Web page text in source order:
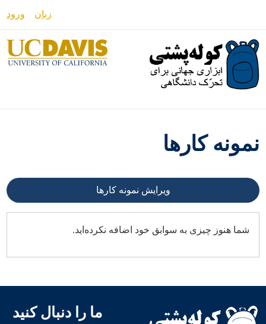
محتوای
اصلی
ورود
زبان
English
Español
نمونه کارها
ویرایش نمونه کارها
شما هنوز چیزی به سوابق خود اضافه نکرده‌اید.
ما را دنبال کنید